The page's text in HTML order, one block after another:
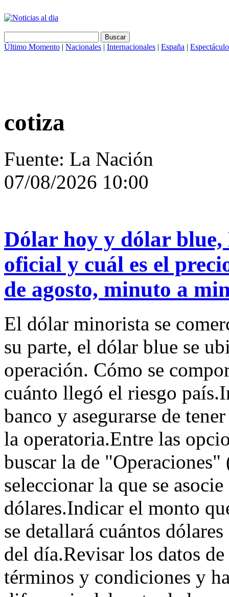
Último Momento | Nacionales | Internacionales | España |
cotiza
Fuente: La Nación
07/08/2026 10:00
Dólar hoy y dólar
oficial y cuál es el
de agosto, minuto a
El dólar minorista se
su parte, el dólar blue se
operación. Cómo se
cuánto llegó el riesgo
banco y asegurarse de
la operatoria.Entre las
buscar la de
seleccionar la que se
dólares.Indicar el monto
se detallará cuántos
del día.Revisar los datos
términos y condiciones y